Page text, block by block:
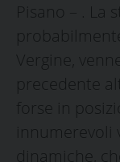
Pisano – . La
Vergine,
precedente
forse in
innumerevoli
dinamiche,